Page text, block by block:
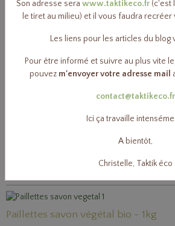
Fil à couper le savon de Marseille
Percarbonate de sodium
Paillettes savon végétal bio - 1kg
Son adresse sera www.taktikeco.fr (c'est
le tiret au milieu) et il vous faudra
Les liens pour les articles du blog
Pour être informé et suivre au plus vite
pouvez m'envoyer votre adresse mail
contact@taktikeco.fr
Ici ça travaille
A bientôt,
Christelle, Taktik éco